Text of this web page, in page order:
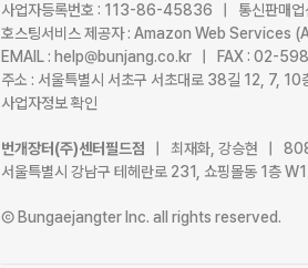
사업자등록번호 : 113-86-45836 | 통신판매업
호스팅서비스 제공자 : Amazon Web Services
EMAIL : help@bunjang.co.kr | FAX : 02-
주소 : 서울특별시 서초구 서초대로 38길 12, 7, 10
사업자정보 확인
번개장터(주)센터필드점
| 최재화, 강승현 |
서울특별시 강남구 테헤란로 231, 쇼핑몰동 1층
Ⓒ Bungaejangter Inc. all rights reserved.